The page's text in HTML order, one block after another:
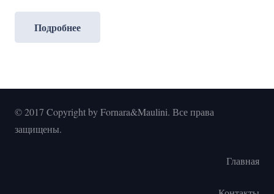
Подробнее
© 2017 Copyright by Fornara&Maulini. Все права
защищены.
Главная